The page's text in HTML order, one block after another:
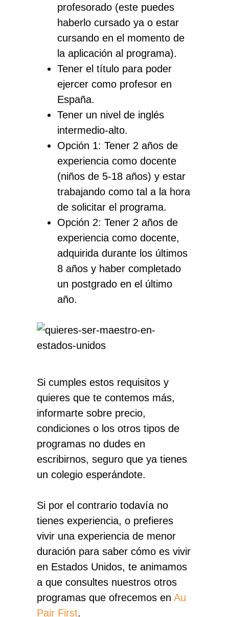
profesorado (este puedes
haberlo cursado ya o estar
cursando en el momento de
la aplicación al programa).
Tener el título para poder
ejercer como profesor en
España.
Tener un nivel de inglés
intermedio-alto.
Opción 1: Tener 2 años de
experiencia como docente
(niños de 5-18 años) y estar
trabajando como tal a la hora
de solicitar el programa.
Opción 2: Tener 2 años de
experiencia como docente,
adquirida durante los últimos
8 años y haber completado
un postgrado en el último
año.
Si cumples estos requisitos y
quieres que te contemos más,
informarte sobre precio,
condiciones o los otros tipos de
programas no dudes en
escribirnos, seguro que ya tienes
un colegio esperándote.
Si por el contrario todavía no
tienes experiencia, o prefieres
vivir una experiencia de menor
duración para saber cómo es vivir
en Estados Unidos, te animamos
a que consultes nuestros otros
programas que ofrecemos enAu
Pair First.